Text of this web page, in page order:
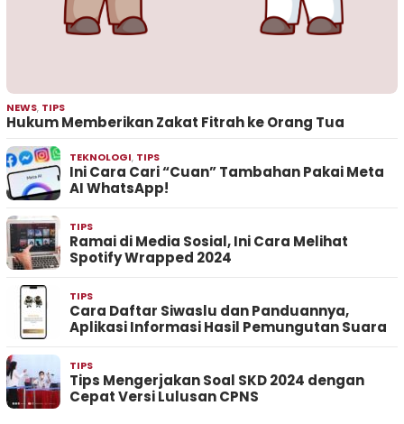
NEWS, TIPS
Hukum Memberikan Zakat Fitrah ke Orang Tua
TEKNOLOGI, TIPS
Ini Cara Cari “Cuan” Tambahan Pakai Meta
AI WhatsApp!
TIPS
Ramai di Media Sosial, Ini Cara Melihat
Spotify Wrapped 2024
TIPS
Cara Daftar Siwaslu dan Panduannya,
Aplikasi Informasi Hasil Pemungutan Suara
TIPS
Tips Mengerjakan Soal SKD 2024 dengan
Cepat Versi Lulusan CPNS